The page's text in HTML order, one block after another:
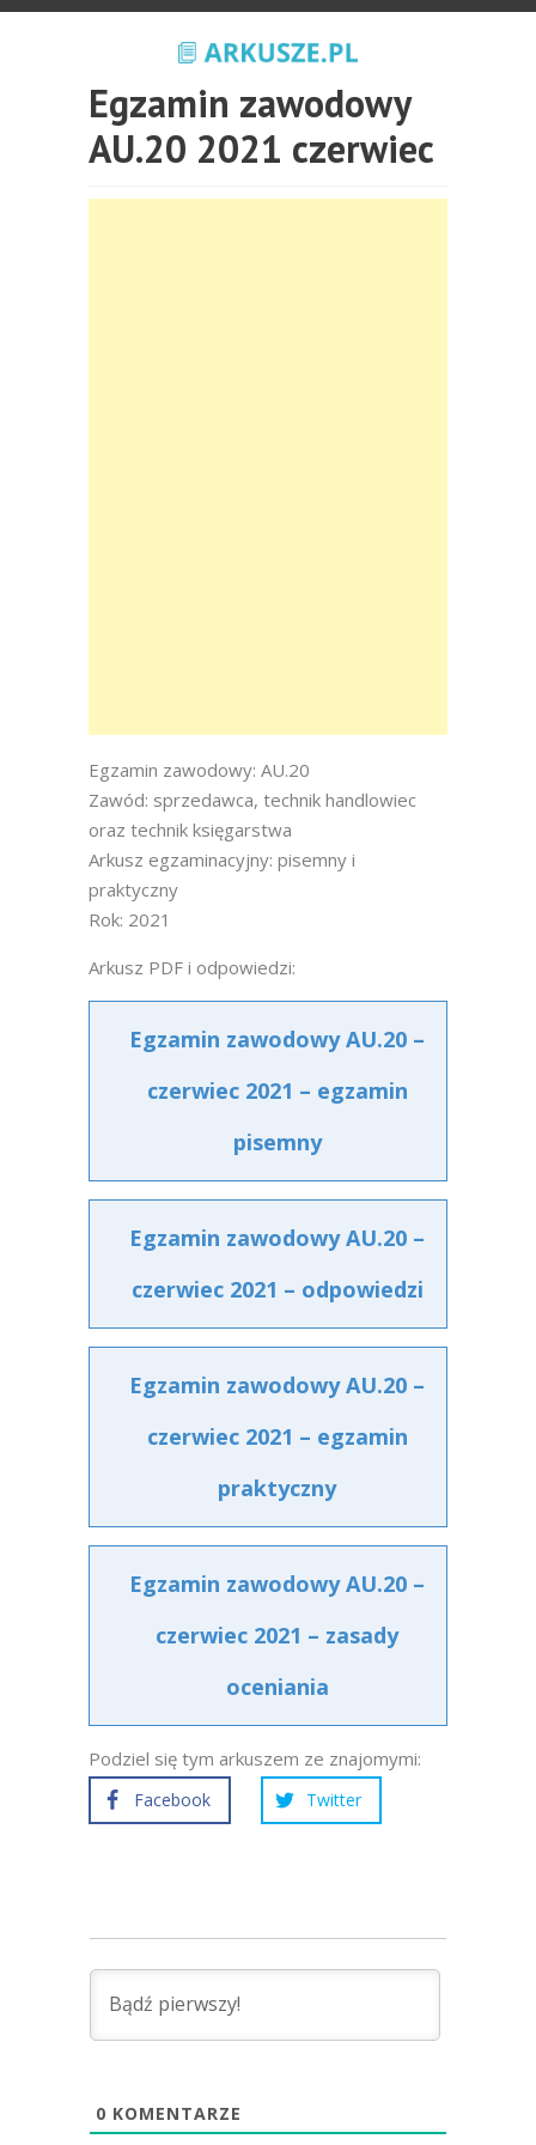
Egzamin zawodowy
AU.20 2021 czerwiec
Egzamin zawodowy: AU.20
Zawód: sprzedawca, technik handlowiec
oraz technik księgarstwa
Arkusz egzaminacyjny: pisemny i
praktyczny
Rok: 2021
Arkusz PDF i odpowiedzi:
Egzamin zawodowy AU.20 –
czerwiec 2021 – egzamin
pisemny
Egzamin zawodowy AU.20 –
czerwiec 2021 – odpowiedzi
Egzamin zawodowy AU.20 –
czerwiec 2021 – egzamin
praktyczny
Egzamin zawodowy AU.20 –
czerwiec 2021 – zasady
oceniania
Podziel się tym arkuszem ze znajomymi:
Facebook Twitter
0 KOMENTARZE